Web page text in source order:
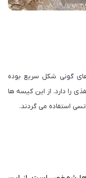
گونی شکل سریع بوده
را دارد. از این کیسه ها
استفاده می گردند.